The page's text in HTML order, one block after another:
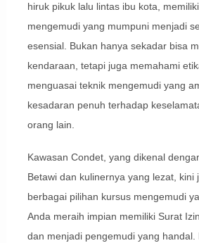
hiruk pikuk lalu lintas ibu kota,
mengemudi yang mumpuni menjadi
esensial. Bukan hanya sekadar bisa
kendaraan, tetapi juga memahami
menguasai teknik mengemudi yang
kesadaran penuh terhadap
orang lain.
Kawasan Condet, yang dikenal
Betawi dan kulinernya yang lezat, kini
berbagai pilihan kursus mengemudi
Anda meraih impian memiliki Surat
dan menjadi pengemudi yang handal.